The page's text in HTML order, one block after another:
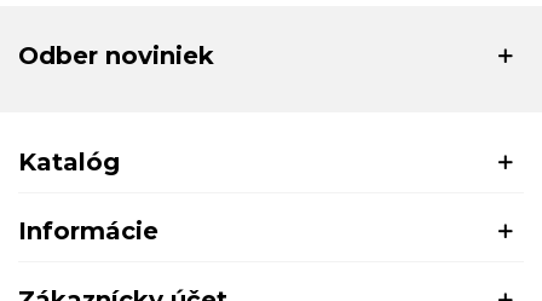
Odber noviniek
Katalóg
Informácie